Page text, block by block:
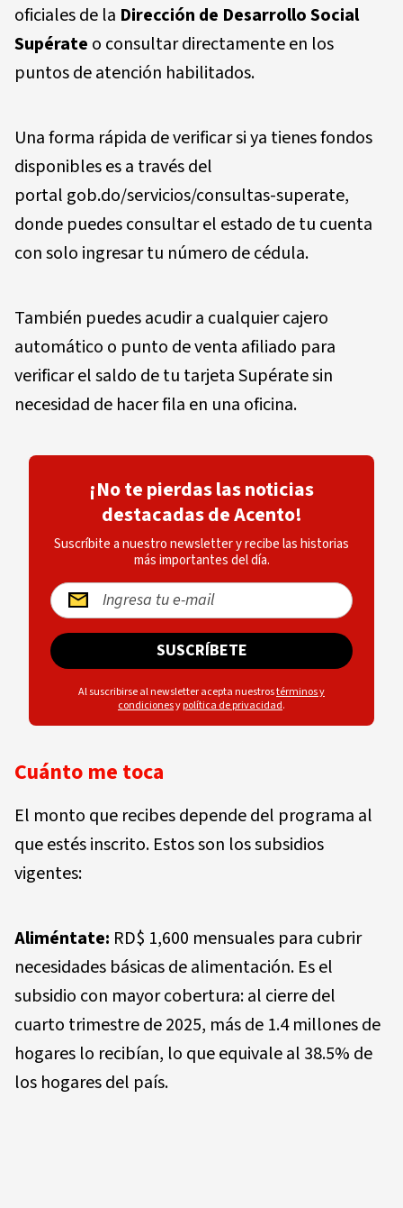
oficiales de la Dirección de Desarrollo Social
Supérate o consultar directamente en los
puntos de atención habilitados.
Una forma rápida de verificar si ya tienes fondos
disponibles es a través del
portal gob.do/servicios/consultas-superate,
donde puedes consultar el estado de tu cuenta
con solo ingresar tu número de cédula.
También puedes acudir a cualquier cajero
automático o punto de venta afiliado para
verificar el saldo de tu tarjeta Supérate sin
necesidad de hacer fila en una oficina.
¡No te pierdas las noticias
destacadas de Acento!
Suscríbite a nuestro newsletter y recibe las historias
más importantes del día.
SUSCRÍBETE
Al suscribirse al newsletter acepta nuestrostérminos y
condicionesypolítica de privacidad.
Cuánto me toca
El monto que recibes depende del programa al
que estés inscrito. Estos son los subsidios
vigentes:
Aliméntate: RD$ 1,600 mensuales para cubrir
necesidades básicas de alimentación. Es el
subsidio con mayor cobertura: al cierre del
cuarto trimestre de 2025, más de 1.4 millones de
hogares lo recibían, lo que equivale al 38.5% de
los hogares del país.